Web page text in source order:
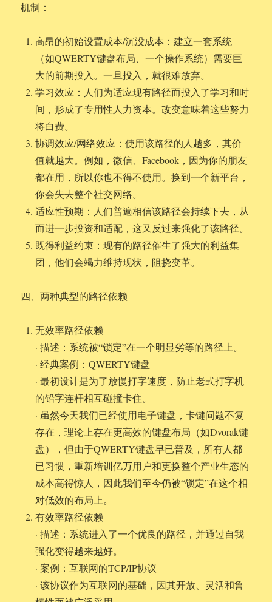
机制：
高昂的初始设置成本/沉没成本：建立一套系统
（如QWERTY键盘布局、一个操作系统）需要巨
大的前期投入。一旦投入，就很难放弃。
学习效应：人们为适应现有路径而投入了学习和时
间，形成了专用性人力资本。改变意味着这些努力
将白费。
协调效应/网络效应：使用该路径的人越多，其价
值就越大。例如，微信、Facebook，因为你的朋友
都在用，所以你也不得不使用。换到一个新平台，
你会失去整个社交网络。
适应性预期：人们普遍相信该路径会持续下去，从
而进一步投资和适配，这又反过来强化了该路径。
既得利益约束：现有的路径催生了强大的利益集
团，他们会竭力维持现状，阻挠变革。
四、两种典型的路径依赖
无效率路径依赖
· 描述：系统被“锁定”在一个明显劣等的路径上。
· 经典案例：QWERTY键盘
· 最初设计是为了放慢打字速度，防止老式打字机
的铅字连杆相互碰撞卡住。
· 虽然今天我们已经使用电子键盘，卡键问题不复
存在，理论上存在更高效的键盘布局（如Dvorak键
盘），但由于QWERTY键盘早已普及，所有人都
已习惯，重新培训亿万用户和更换整个产业生态的
成本高得惊人，因此我们至今仍被“锁定”在这个相
对低效的布局上。
有效率路径依赖
· 描述：系统进入了一个优良的路径，并通过自我
强化变得越来越好。
· 案例：互联网的TCP/IP协议
· 该协议作为互联网的基础，因其开放、灵活和鲁